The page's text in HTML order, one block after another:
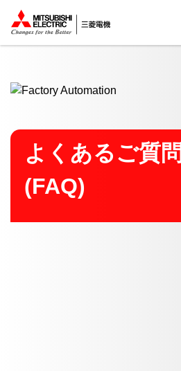
ここから本文
よくあるご質問
(FAQ)